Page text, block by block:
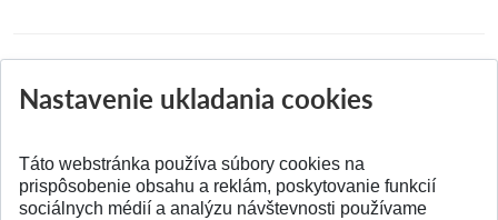
SPÄŤ NA VRCH
Nastavenie ukladania cookies
Táto webstránka používa súbory cookies na
prispôsobenie obsahu a reklám, poskytovanie funkcií
sociálnych médií a analýzu návštevnosti používame